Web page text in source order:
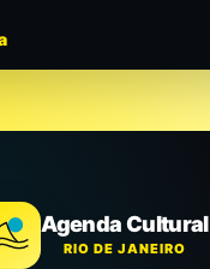
Agenda Cultural
RIO DE JANEIRO